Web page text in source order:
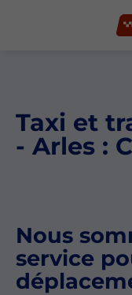
Taxi et
- Arles :
Nous
service